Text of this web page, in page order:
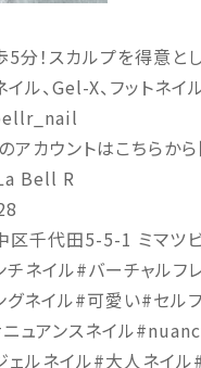
分！スカルプを得意と
イル、Gel-X、フットネ
アカウントはこちらか
Bell R
区千代田5-5-1 ミマツ
チネイル#バーチャ
ネイル#可愛い#セル
アンスネイル
ルネイル#大人ネイル